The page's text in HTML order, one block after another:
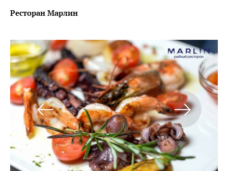
Ресторан Марлин